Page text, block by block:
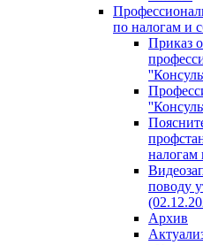
по налогам и
Приказ
налогам
поводу
Архив